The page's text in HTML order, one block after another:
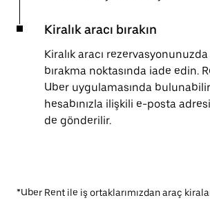
Kiralık aracı bırakın
Kiralık aracı
bırakma noktasında iade edin.
Uber uygulamasında
hesabınızla ilişkili e-posta
de gönderilir.
*Uber Rent ile iş ortaklarımızdan araç